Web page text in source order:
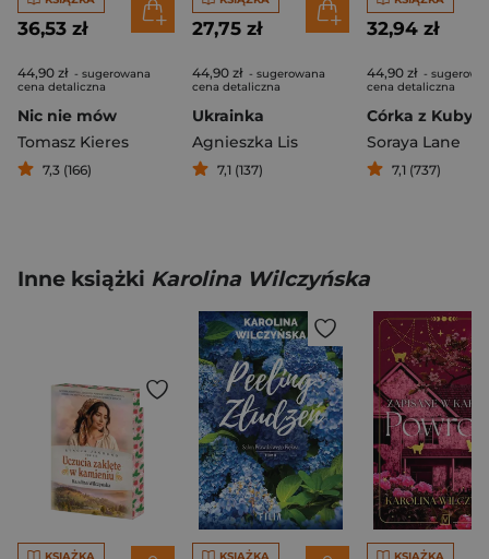
36,53 zł
44,90 zł - sugerowana
cena detaliczna
Nic nie mów
Tomasz Kieres
7,3 (166)
27,75 zł
44,90 zł - sugerowana
cena detaliczna
Ukrainka
Agnieszka Lis
7,1 (137)
32,94 zł
44,90 zł -
cena detaliczna
Córka z Kuby
Soraya Lane
7,1 (737)
Inne książki Karolina Wilczyńska
KSIĄŻKA KSIĄŻKA KSIĄŻKA